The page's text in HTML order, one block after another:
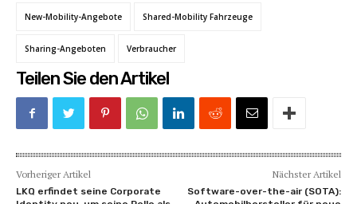
New-Mobility-Angebote Shared-Mobility Fahrzeuge
Sharing-Angeboten Verbraucher
Teilen Sie den Artikel
Vorheriger Artikel
LKQ erfindet seine Corporate
Nächster Artikel
Software-over-the-air (SOTA):